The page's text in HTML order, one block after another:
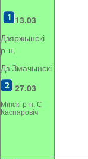
13.03
Дзяржынскі
р-н,
Дз.Змачынскі
27.03
Мінскі р-н, С
Каспяровіч